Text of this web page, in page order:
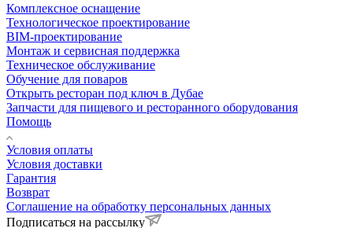
Комплексное оснащение
Технологическое проектирование
BIM-проектирование
Монтаж и сервисная поддержка
Техническое обслуживание
Обучение для поваров
Открыть ресторан под ключ в Дубае
Запчасти для пищевого и ресторанного оборудования
Помощь
Условия оплаты
Условия доставки
Гарантия
Возврат
Соглашение на обработку персональных данных
Подписаться на рассылку